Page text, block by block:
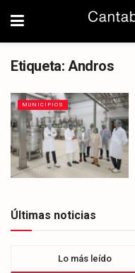
Etiqueta: Andros
MUNICIPIOS
Últimas noticias
Lo más leído